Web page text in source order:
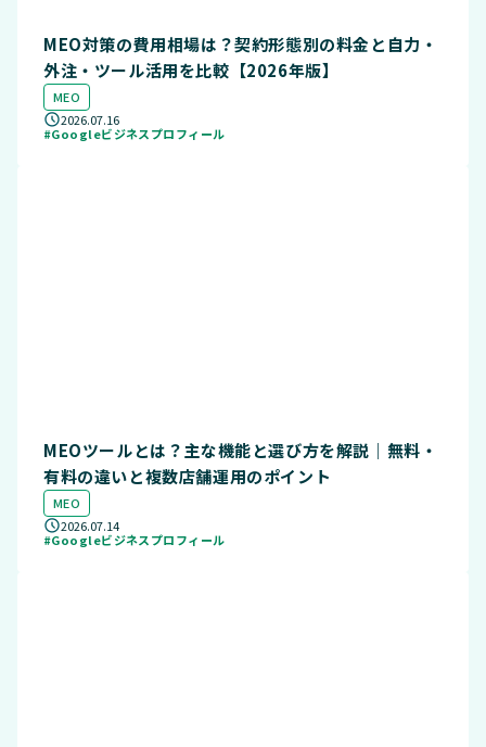
MEO対策の費用相場は？契約形態別の料金と自力・
外注・ツール活用を比較【2026年版】
MEO
2026.07.16
#Googleビジネスプロフィール
MEOツールとは？主な機能と選び方を解説｜無料・
有料の違いと複数店舗運用のポイント
MEO
2026.07.14
#Googleビジネスプロフィール